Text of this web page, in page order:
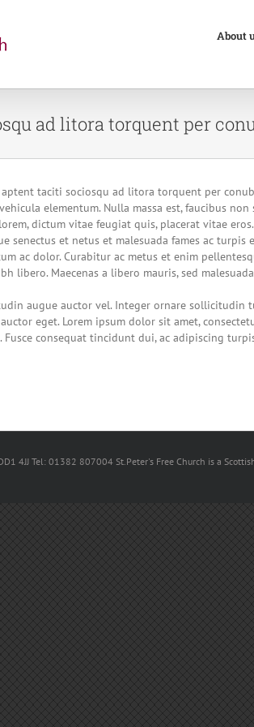
About
ad litora torquent per
taciti sociosqu ad litora torquent per
elementum. Nulla massa est, faucibus
dictum vitae feugiat quis, placerat vitae
senectus et netus et malesuada fames ac
ac dolor. Curabitur ac metus et enim
libero. Maecenas a libero mauris, sed
augue auctor vel. Integer ornare
eget. Lorem ipsum dolor sit amet,
consequat tincidunt dui, ac adipiscing
4JJ Tel: 01382 807004 St.Peter's Free Church is a